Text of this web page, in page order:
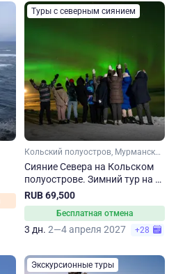
Туры с северным сиянием
Кольский полуостров, Мурманская область, Арктика
Сияние Севера на Кольском
полуострове. Зимний тур на 3
дня
RUB 69,500
Бесплатная отмена
3 дн. 2—4 апреля 2027 +28
Экскурсионные туры